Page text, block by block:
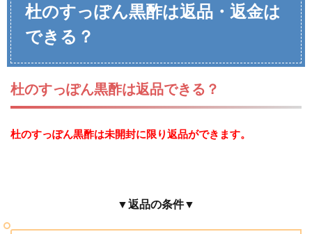
杜のすっぽん黒酢は返品・返金は
できる？
杜のすっぽん黒酢は返品できる？
杜のすっぽん黒酢は未開封に限り返品ができます。
▼返品の条件▼